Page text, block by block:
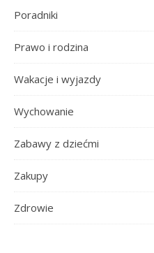
Poradniki
Prawo i rodzina
Wakacje i wyjazdy
Wychowanie
Zabawy z dziećmi
Zakupy
Zdrowie